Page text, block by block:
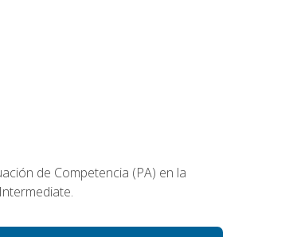
de Competencia (PA) en la